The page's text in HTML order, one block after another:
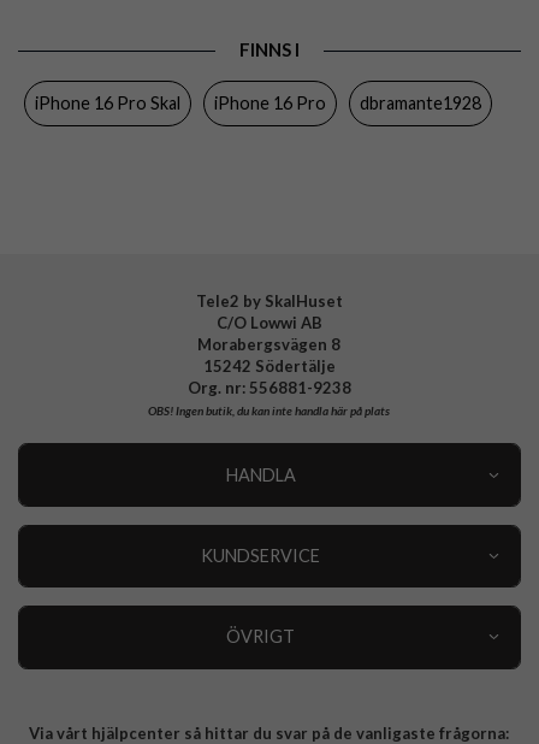
Färg Svart
FINNS I
iPhone 16 Pro Skal iPhone 16 Pro dbramante1928
Tele2 by SkalHuset
C/O Lowwi AB
Morabergsvägen 8
15242 Södertälje
Org. nr: 556881-9238
OBS!Ingen butik, du kan inte handla här på plats
HANDLA
KUNDSERVICE
ÖVRIGT
Integritetspolicy
Via vårt hjälpcenter så hittar du svar på de vanligaste frågorna: